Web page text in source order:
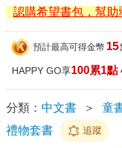
認購希望書包，幫助
預計最高可得金幣 15
HAPPY GO享100累1點
分類： 中文書 ＞ 童
禮物套書
追蹤